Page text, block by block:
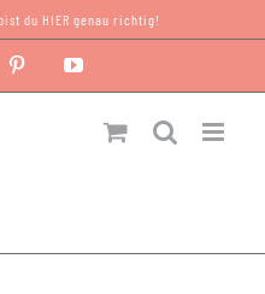
du HIER genau richtig!
Pinterest